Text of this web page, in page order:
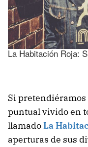
La Habitación Roja:
Si
puntual vivido en
llamadoLa
aperturas de sus